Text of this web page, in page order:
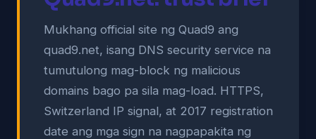
Mukhang official site ng Quad9 ang
quad9.net, isang DNS security service na
tumutulong mag-block ng malicious
domains bago pa sila mag-load. HTTPS,
Switzerland IP signal, at 2017 registration
date ang mga sign na nagpapakita ng